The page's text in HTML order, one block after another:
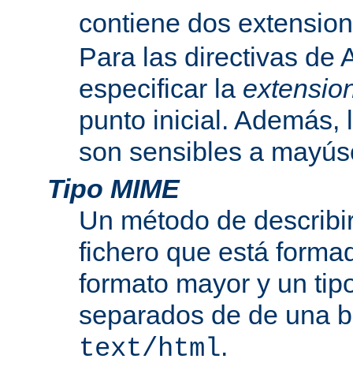
contiene dos
Para las directivas de
especificar la
punto inicial. Además,
son sensibles a
Tipo MIME
Un método de
fichero que está
formato mayor y un
separados de de una
text/html.